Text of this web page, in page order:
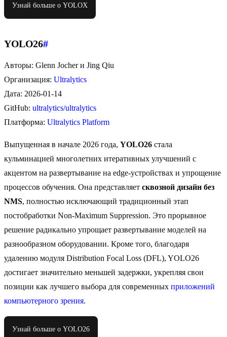
Узнай больше о YOLOX
YOLO26#
Авторы: Glenn Jocher и Jing Qiu
Организация: Ultralytics
Дата: 2026-01-14
GitHub: ultralytics/ultralytics
Платформа: Ultralytics Platform
Выпущенная в начале 2026 года, YOLO26 стала
кульминацией многолетних итеративных улучшений с
акцентом на развертывание на edge-устройствах и упрощение
процессов обучения. Она представляет сквозной дизайн без
NMS, полностью исключающий традиционный этап
постобработки Non-Maximum Suppression. Это прорывное
решение радикально упрощает развертывание моделей на
разнообразном оборудовании. Кроме того, благодаря
удалению модуля Distribution Focal Loss (DFL), YOLO26
достигает значительно меньшей задержки, укрепляя свои
позиции как лучшего выбора для современных приложений
компьютерного зрения.
Узнай больше о YOLO26